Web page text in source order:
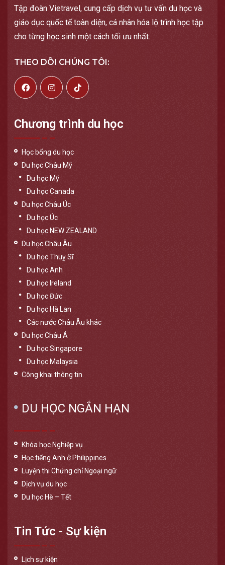
Tập đoàn Vietravel, cung cấp dịch vụ tư vấn du học và
giáo dục quốc tế toàn diện, cá nhân hóa lộ trình học tập
cho từng học sinh một cách tối ưu nhất.
THEO DÕI CHÚNG TÔI:
Chương trình du học
Học bổng du học
Du học Châu Mỹ
Du học Mỹ
Du học Canada
Du học Châu Úc
Du học Úc
Du học NEW ZEALAND
Du học Châu Âu
Du học Thuỵ Sĩ
Du học Anh
Du học Ireland
Du học Đức
Du học Hà Lan
Các nước Châu Âu khác
Du học Châu Á
Du học Singapore
Du học Malaysia
Công khai thông tin
DU HỌC NGẮN HẠN
Khóa học Nghiệp vụ
Học tiếng Anh ở Philippines
Luyện thi Chứng chỉ Ngoại ngữ
Dịch vụ du học
Du học Hè – Tết
Tin Tức - Sự kiện
Lịch sự kiện